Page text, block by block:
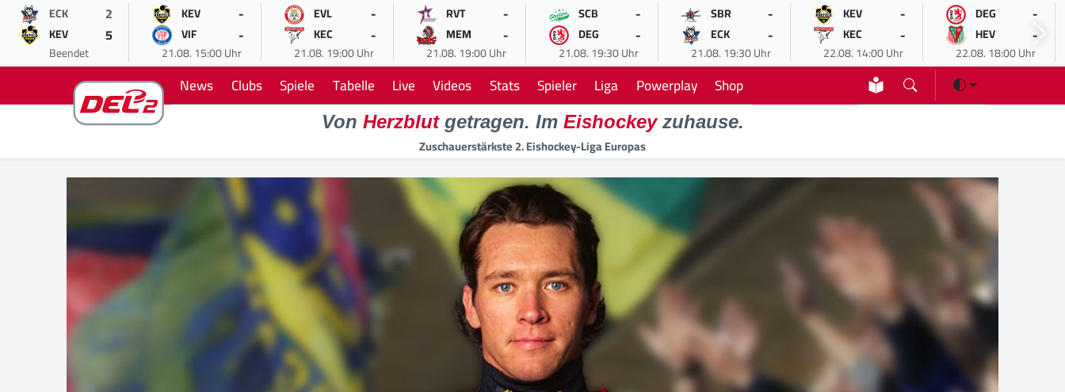
ECK 2
KEV 5
Beendet
KEV -
VIF -
21.08. 15:00 Uhr
EVL -
KEC -
21.08. 19:00 Uhr
RVT -
MEM -
21.08. 19:00 Uhr
SCB -
DEG -
21.08. 19:30 Uhr
SBR -
ECK -
21.08. 19:30 Uhr
KEV -
KEC -
22.08. 14:00 Uhr
DEG -
HEV -
22.08. 18:00 Uhr
News Clubs Spiele Tabelle Live Videos Stats Spieler Liga Powerplay Shop
Von Herzblutgetragen. Im Eishockeyzuhause.
Zuschauerstärkste 2. Eishockey-Liga Europas